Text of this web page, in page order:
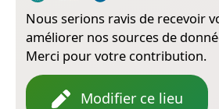
Nous serions ravis de recevoir
améliorer nos sources de
Merci pour votre contribution.
Modifier ce lieu